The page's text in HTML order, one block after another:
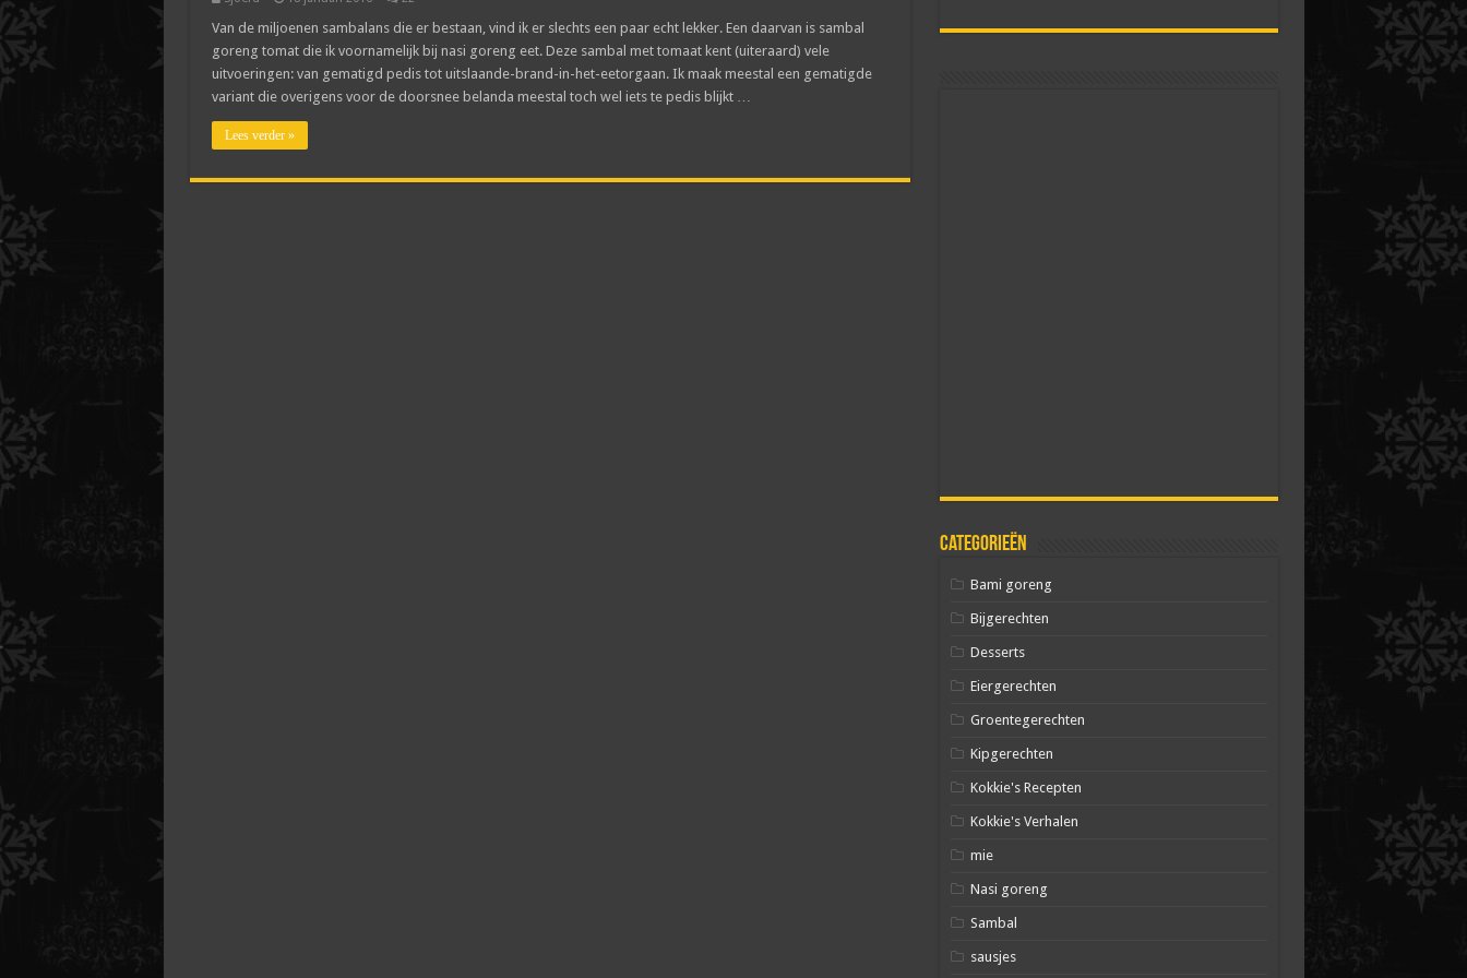
Van de miljoenen sambalans die er bestaan, vind ik er slechts een paar echt lekker. Een daarvan is sambal
goreng tomat die ik voornamelijk bij nasi goreng eet. Deze sambal met tomaat kent (uiteraard) vele
uitvoeringen: van gematigd pedis tot uitslaande-brand-in-het-eetorgaan. Ik maak meestal een gematigde
variant die overigens voor de doorsnee belanda meestal toch wel iets te pedis blijkt …
Lees verder »
Categorieën
Bami goreng
Bijgerechten
Desserts
Eiergerechten
Groentegerechten
Kipgerechten
Kokkie's Recepten
Kokkie's Verhalen
mie
Nasi goreng
Sambal
sausjes